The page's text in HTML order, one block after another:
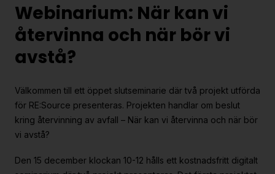
Tips på utlysningar
Rapporter från RE:Source
Utlysningar
Webinarium: När kan vi
återvinna och när bör vi
avstå?
Välkommen till ett öppet slutseminarie där två projekt utförda
för RE:Source presenteras. Projekten handlar om beslut
kring återvinning av avfall – När kan vi återvinna och när bör
vi avstå?
Den 15 december klockan 10-12 hålls ett kostnadsfritt digitalt